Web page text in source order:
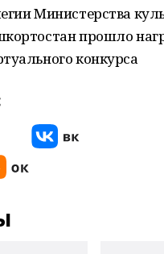
Министерства
прошло
конкурса